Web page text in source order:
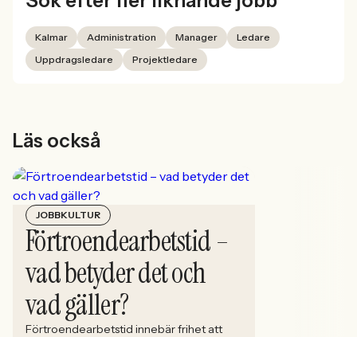
Kalmar Administration Manager
Ledare
Uppdragsledare
Projektledare
Läs också
JOBBKULTUR
Förtroendearbetstid –
vad betyder det och
vad gäller?
Förtroendearbetstid innebär frihet att